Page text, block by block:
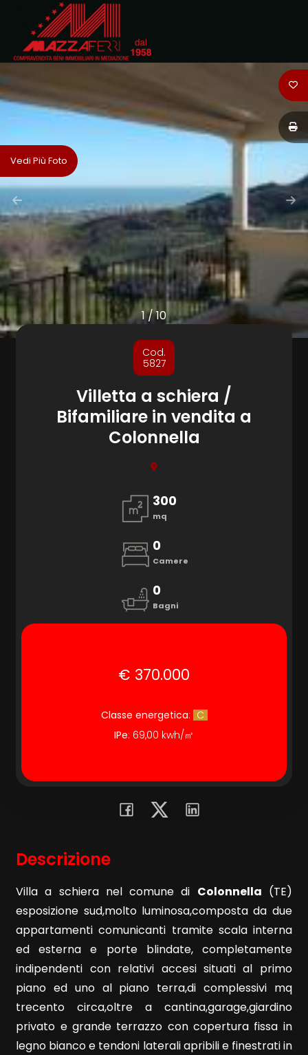
1/10
Vedi Più Foto
Cod.
5827
Villetta a schiera /
Bifamiliare in vendita a
Colonnella
300
mq
0
Camere
0
Bagni
€ 370.000
Classe energetica: C
IPe: 69,00 kwh/㎡
Descrizione
Villa a schiera nel comune di Colonnella (TE)
esposizione sud,molto luminosa,composta da due
appartamenti comunicanti tramite scala interna
ed esterna e porte blindate, completamente
indipendenti con relativi accesi situati al primo
piano ed uno al piano terra,di complessivi mq
trecento circa,oltre a cantina,garage,giardino
privato e grande terrazzo con copertura fissa in
legno bianco e tendoni laterali apribili e finestrati in
HOME
SIAMO
IMMOBILI
DOVE
SIAMO
CONTATTI
Codice
Contratto
Qualsiasi
Affitto
Scegli
dove
cercare
mq
Locali
minimi